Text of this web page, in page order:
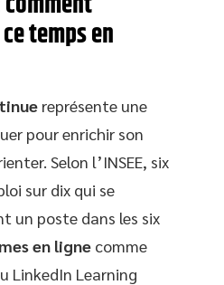
temps en
représente une
pour enrichir son
Selon l’INSEE, six
sur dix qui se
un poste dans les six
en ligne comme
LinkedIn Learning